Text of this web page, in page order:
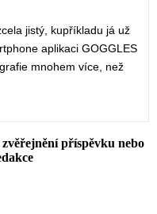
jistý, kupříkladu já už
aplikaci GOGGLES
mnohem více, než
příspěvku nebo